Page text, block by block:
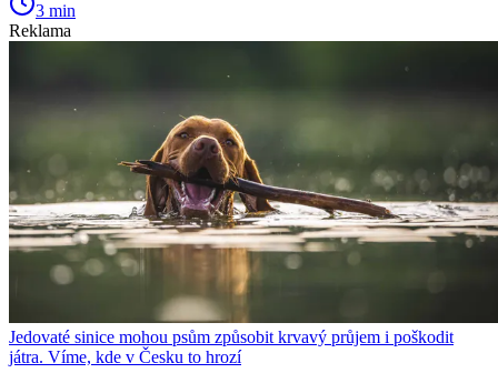
3 min
Reklama
Jedovaté sinice mohou psům způsobit krvavý průjem i poškodit
játra. Víme, kde v Česku to hrozí